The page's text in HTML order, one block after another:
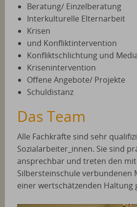
Beratung/ Einzelberatung
Interkulturelle Elternarbeit
Krisen
und Konfliktintervention
Konfliktschlichtung und
Krisenintervention
Offene Angebote/ Projekte
Schuldistanz
Das Team
Alle Fachkräfte sind sehr
Sozialarbeiter_innen. Sie sind
ansprechbar und treten den
Silbersteinschule verbundenen
einer wertschätzenden Haltung